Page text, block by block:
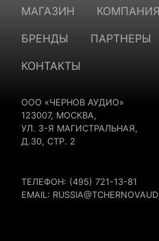
МАГАЗИН КОМПАНИЯ
БРЕНДЫ
ПАРТНЕРЫ
КОНТАКТЫ
ООО «ЧЕРНОВ АУДИО»
123007, МОСКВА,
УЛ. 3-Я МАГИСТРАЛЬНАЯ,
Д.30, СТР. 2
ТЕЛЕФОН: (495) 721-13-81
EMAIL: